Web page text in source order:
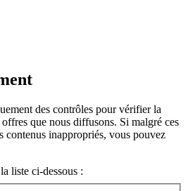
des contrôles pour vérifier la
que nous diffusons. Si malgré ces
contenus inappropriés, vous pouvez
liste ci-dessous :